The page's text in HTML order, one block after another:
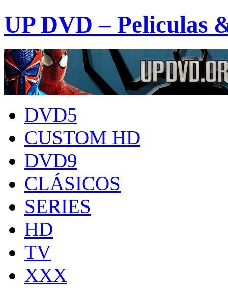
UP DVD – Peliculas
DVD5
CUSTOM HD
DVD9
CLÁSICOS
SERIES
HD
TV
XXX